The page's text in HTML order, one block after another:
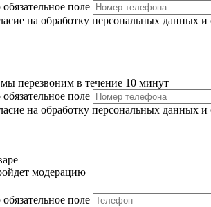
поле
на обработку персональных данных и
перезвоним в течение 10 минут
поле
на обработку персональных данных и
модерацию
поле